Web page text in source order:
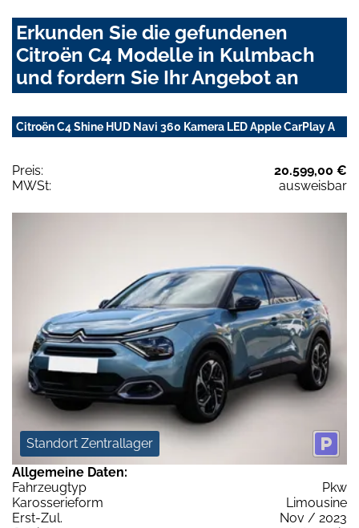
Erkunden Sie die gefundenen
Citroën C4 Modelle in Kulmbach
und fordern Sie Ihr Angebot an
Citroën C4 Shine HUD Navi 360 Kamera LED Apple CarPlay A
Preis:
20.599,00 €
MWSt:
ausweisbar
Standort Zentrallager
Allgemeine Daten:
Fahrzeugtyp
Pkw
Karosserieform
Limousine
Erst-Zul.
Nov / 2023